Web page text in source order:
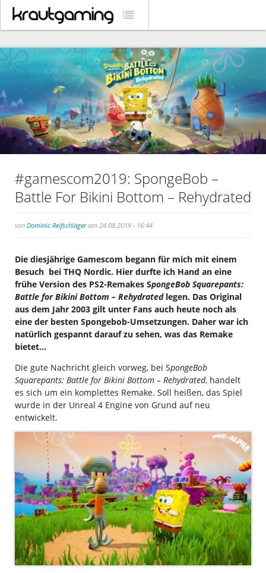
#gamescom2019: SpongeBob –
Battle For Bikini Bottom – Rehydrated
von Dominic Reifschlägeram 24.08.2019 - 16:44
Die diesjährige Gamescom begann für mich mit einem
Besuch bei THQ Nordic. Hier durfte ich Hand an eine
frühe Version des PS2-Remakes SpongeBob Squarepants:
Battle for Bikini Bottom – Rehydrated legen. Das Original
aus dem Jahr 2003 gilt unter Fans auch heute noch als
eine der besten Spongebob-Umsetzungen. Daher war ich
natürlich gespannt darauf zu sehen, was das Remake
bietet…
Die gute Nachricht gleich vorweg, bei SpongeBob
Squarepants: Battle for Bikini Bottom – Rehydrated, handelt
es sich um ein komplettes Remake. Soll heißen, das Spiel
wurde in der Unreal 4 Engine von Grund auf neu
entwickelt.